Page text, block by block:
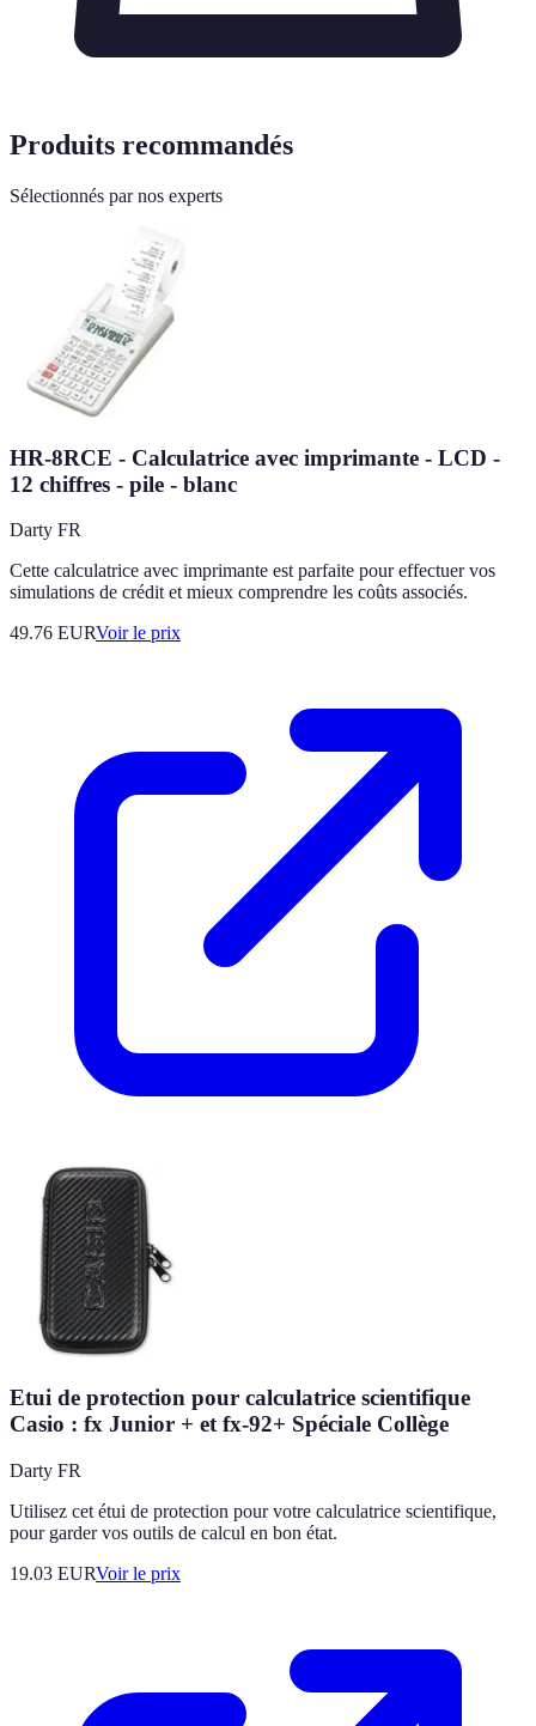
Produits recommandés
Sélectionnés par nos experts
HR-8RCE - Calculatrice avec imprimante - LCD -
12 chiffres - pile - blanc
Darty FR
Cette calculatrice avec imprimante est parfaite pour effectuer vos
simulations de crédit et mieux comprendre les coûts associés.
49.76 EURVoir le prix
Etui de protection pour calculatrice scientifique
Casio : fx Junior + et fx-92+ Spéciale Collège
Darty FR
Utilisez cet étui de protection pour votre calculatrice scientifique,
pour garder vos outils de calcul en bon état.
19.03 EURVoir le prix